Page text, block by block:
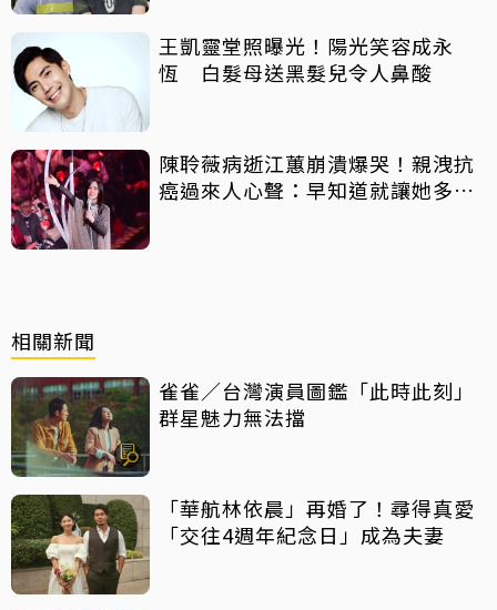
王凱靈堂照曝光！陽光笑容成永
恆 白髮母送黑髮兒令人鼻酸
陳聆薇病逝江蕙崩潰爆哭！親洩抗
癌過來人心聲：早知道就讓她多化
相關新聞
雀雀／台灣演員圖鑑「此時此刻」
群星魅力無法擋
「華航林依晨」再婚了！尋得真愛
「交往4週年紀念日」成為夫妻